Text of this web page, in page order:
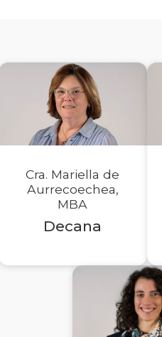
Cra. Mariella de
Aurrecoechea,
MBA
Decana